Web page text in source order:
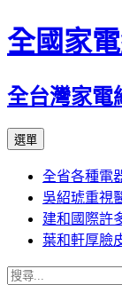
全國家
全台灣家電
選單
主
要
內
容
全省各種電
吳紹琥重視
建和國際許
葉和軒厚臉
搜